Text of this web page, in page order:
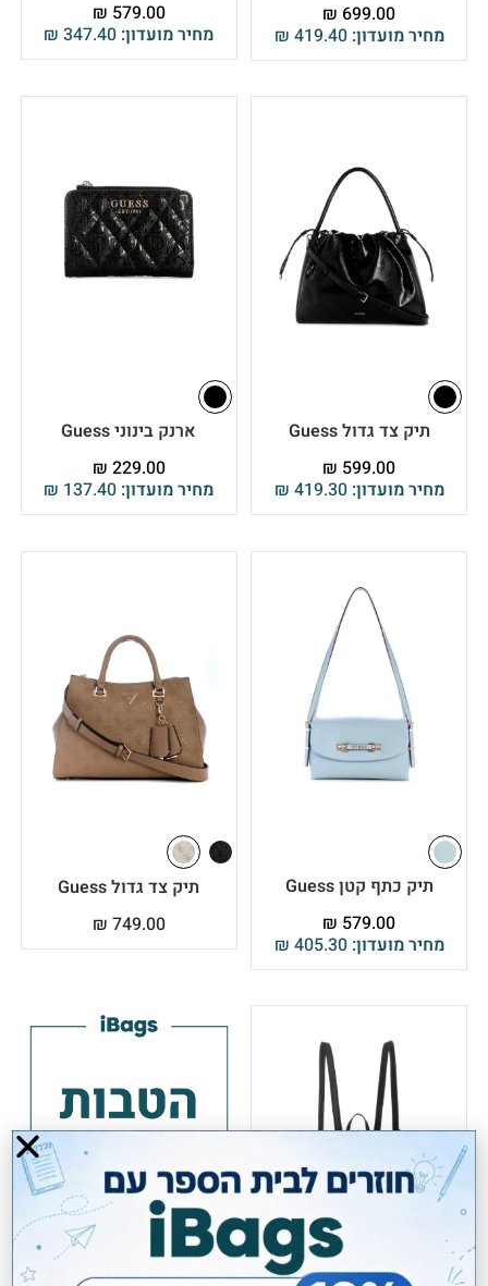
מחיר מועדון: ₪ 419.40
₪ 699.00
מחיר מועדון: ₪ 347.40
₪ 579.00
תיק צד גדול Guess
מחיר מועדון: ₪ 419.30
₪ 599.00
ארנק בינוני Guess
מחיר מועדון: ₪ 137.40
₪ 229.00
תיק כתף קטן Guess
מחיר מועדון: ₪ 405.30
₪ 579.00
תיק צד גדול Guess
₪ 749.00